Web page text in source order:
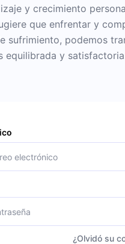
y crecimiento
que enfrentar y
sufrimiento, podemos
equilibrada y
¿Olvidó su